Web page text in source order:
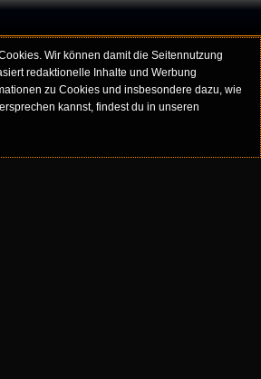
Wir können damit die Seitennutzung
redaktionelle Inhalte und Werbung
zu Cookies und insbesondere dazu, wie
kannst, findest du in unseren